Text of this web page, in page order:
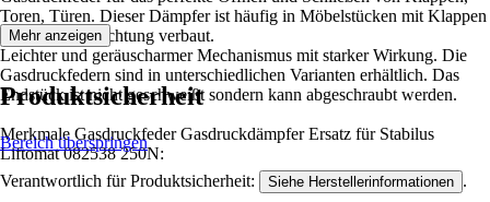
Toren, Türen. Dieser Dämpfer ist häufig in Möbelstücken mit Klappen
bzw. Hebevorrichtung verbaut.
Leichter und geräuscharmer Mechanismus mit starker Wirkung. Die
Gasdruckfedern sind in unterschiedlichen Varianten erhältlich. Das
Endstück ist nicht geschweißt sondern kann abgeschraubt werden.
Merkmale Gasdruckfeder Gasdruckdämpfer Ersatz für Stabilus
Liftomat 082538 250N:
Mehr anzeigen
Produktsicherheit
Bereich überspringen
Verantwortlich für Produktsicherheit: Siehe Herstellerinformationen .